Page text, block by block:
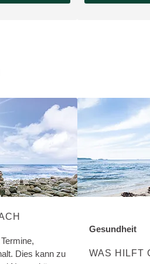
Dies kann zu
WAS HILFT
ENTDECKE
Gesundheit